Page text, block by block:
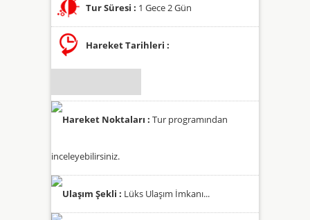
Tur Süresi : 1 Gece 2 Gün
Hareket Tarihleri :
Hareket Noktaları : Tur programından
inceleyebilirsiniz.
Ulaşım Şekli : Lüks Ulaşım İmkanı...